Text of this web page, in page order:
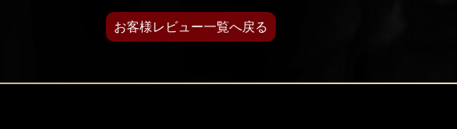
お客様レビュー一覧へ戻る